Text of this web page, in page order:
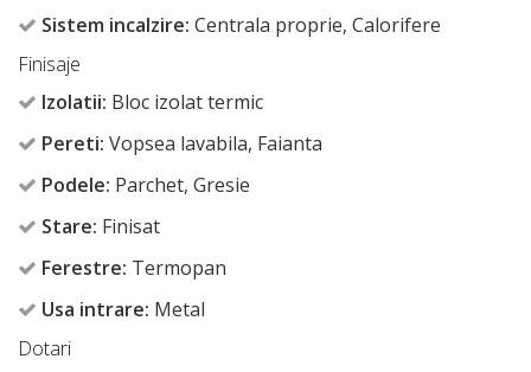
Sistem incalzire: Centrala proprie, Calorifere
Finisaje
Izolatii: Bloc izolat termic
Pereti: Vopsea lavabila, Faianta
Podele: Parchet, Gresie
Stare: Finisat
Ferestre: Termopan
Usa intrare: Metal
Dotari